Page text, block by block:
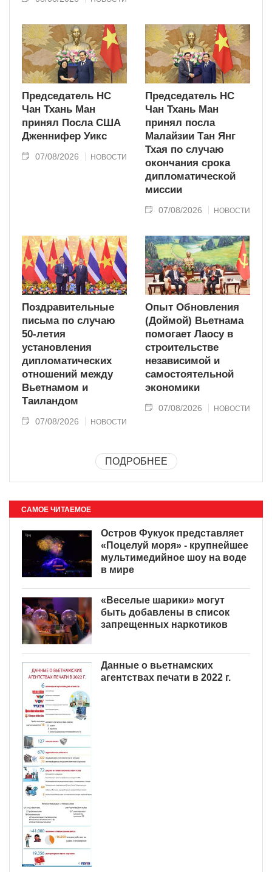
Председатель НС
Чан Тхань Ман
принял Посла США
Дженнифер Уикс
07/08/2026 НОВОСТИ
Председатель НС
Чан Тхань Ман
принял посла
Малайзии Тан Янг
Тхая по случаю
окончания срока
дипломатической
миссии
07/08/2026 НОВОСТИ
Поздравительные
письма по случаю
50-летия
установления
дипломатических
отношений между
Вьетнамом и
Таиландом
07/08/2026 НОВОСТИ
Опыт Обновления
(Доймой) Вьетнама
помогает Лаосу в
строительстве
независимой и
самостоятельной
экономики
07/08/2026 НОВОСТИ
ПОДРОБНЕЕ
САМОЕ ЧИТАЕМОЕ
Остров Фукуок представляет
«Поцелуй моря» - крупнейшее
мультимедийное шоу на воде
в мире
«Веселые шарики» могут
быть добавлены в список
запрещенных наркотиков
Данные о вьетнамских
агентствах печати в 2022 г.